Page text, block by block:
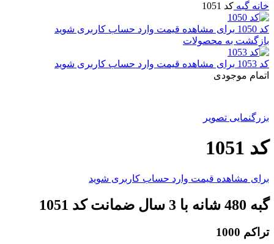
خانه گبه کد 1051
کد 1050
برای مشاهده قیمت وارد حساب کاربری شوید
بازگشت به محصولات
کد 1053
برای مشاهده قیمت وارد حساب کاربری شوید
اتمام موجودی
بزرگنمایی تصویر
کد 1051
برای مشاهده قیمت وارد حساب کاربری شوید
گبه 480 شانه با 3 سال ضمانت کد 1051
تراکم 1000